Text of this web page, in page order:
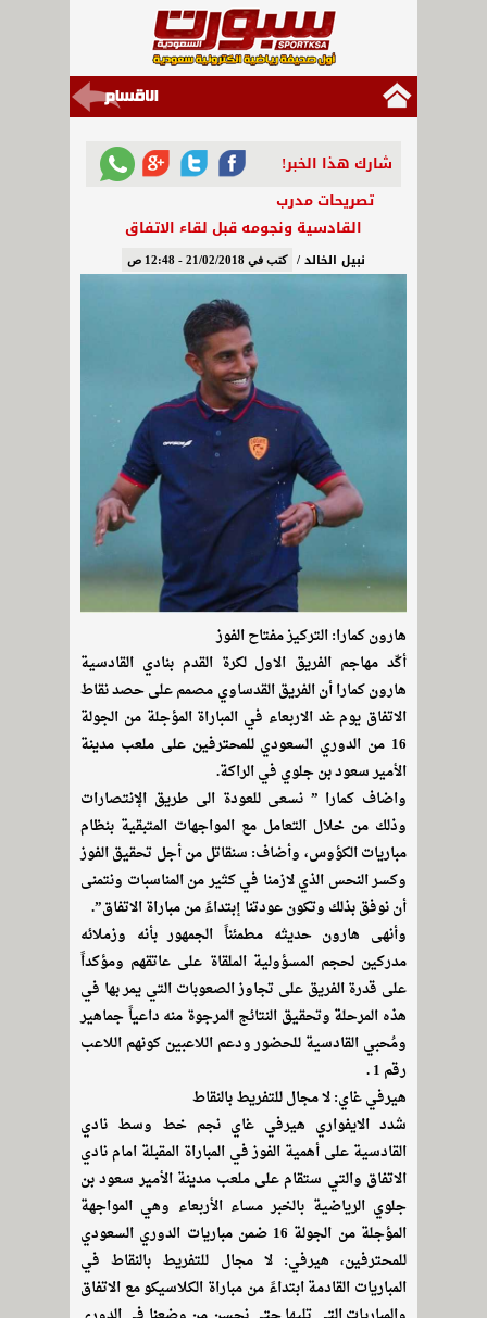
شارك هذا الخبر!
تصريحات مدرب
القادسية ونجومه قبل لقاء الاتفاق
نبيل الخالد / كتب في 21/02/2018 - 12:48 ص
هارون كمارا: التركيز مفتاح الفوز
أكّد مهاجم الفريق الاول لكرة القدم بنادي القادسية
هارون كمارا أن الفريق القدساوي مصمم على حصد نقاط
الاتفاق يوم غد الاربعاء في المباراة المؤجلة من الجولة
16 من الدوري السعودي للمحترفين على ملعب مدينة
الأمير سعود بن جلوي في الراكة.
واضاف كمارا ” نسعى للعودة الى طريق الإنتصارات
وذلك من خلال التعامل مع المواجهات المتبقية بنظام
مباريات الكؤوس، وأضاف: سنقاتل من أجل تحقيق الفوز
وكسر النحس الذي لازمنا في كثير من المناسبات ونتمنى
أن نوفق بذلك وتكون عودتنا إبتداءً من مباراة الاتفاق”.
وأنهى هارون حديثه مطمئناً الجمهور بأنه وزملائه
مدركين لحجم المسؤولية الملقاة على عاتقهم ومؤكداً
على قدرة الفريق على تجاوز الصعوبات التي يمر بها في
هذه المرحلة وتحقيق النتائج المرجوة منه داعياً جماهير
ومُحبي القادسية للحضور ودعم اللاعبين كونهم اللاعب
رقم 1 .
هيرفي غاي: لا مجال للتفريط بالنقاط
شدد الايفواري هيرفي غاي نجم خط وسط نادي
القادسية على أهمية الفوز في المباراة المقبلة امام نادي
الاتفاق والتي ستقام على ملعب مدينة الأمير سعود بن
جلوي الرياضية بالخبر مساء الأربعاء وهي المواجهة
المؤجلة من الجولة 16 ضمن مباريات الدوري السعودي
للمحترفين، هيرفي: لا مجال للتفريط بالنقاط في
المباريات القادمة ابتداءً من مباراة الكلاسيكو مع الاتفاق